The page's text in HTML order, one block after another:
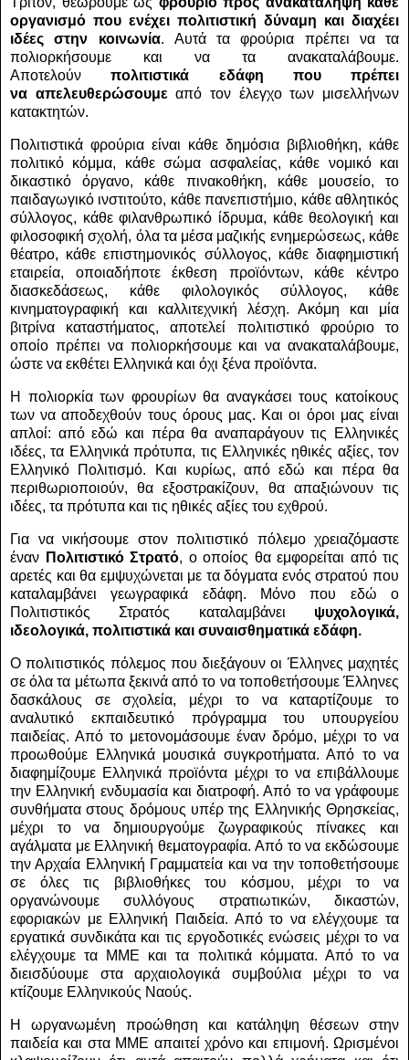
οργανισμό που ενέχει πολιτιστική δύναμη και διαχέει
ιδέες στην κοινωνία. Αυτά τα φρούρια πρέπει να τα
πολιορκήσουμε και να τα ανακαταλάβουμε.
Αποτελούνπολιτιστικά εδάφη που πρέπει
να απελευθερώσουμεαπό τον έλεγχο των μισελλήνων
κατακτητών.
Πολιτιστικά φρούρια είναι κάθε δημόσια βιβλιοθήκη, κάθε
πολιτικό κόμμα, κάθε σώμα ασφαλείας, κάθε νομικό και
δικαστικό όργανο, κάθε πινακοθήκη, κάθε μουσείο, το
παιδαγωγικό ινστιτούτο, κάθε πανεπιστήμιο, κάθε αθλητικός
σύλλογος, κάθε φιλανθρωπικό ίδρυμα, κάθε θεολογική και
φιλοσοφική σχολή, όλα τα μέσα μαζικής ενημερώσεως, κάθε
θέατρο, κάθε επιστημονικός σύλλογος, κάθε διαφημιστική
εταιρεία, οποιαδήποτε έκθεση προϊόντων, κάθε κέντρο
διασκεδάσεως, κάθε φιλολογικός σύλλογος, κάθε
κινηματογραφική και καλλιτεχνική λέσχη. Ακόμη και μία
βιτρίνα καταστήματος, αποτελεί πολιτιστικό φρούριο το
οποίο πρέπει να πολιορκήσουμε και να ανακαταλάβουμε,
ώστε να εκθέτει Ελληνικά και όχι ξένα προϊόντα.
Η πολιορκία των φρουρίων θα αναγκάσει τους κατοίκους
των να αποδεχθούν τους όρους μας. Και οι όροι μας είναι
απλοί: από εδώ και πέρα θα αναπαράγουν τις Ελληνικές
ιδέες, τα Ελληνικά πρότυπα, τις Ελληνικές ηθικές αξίες, τον
Ελληνικό Πολιτισμό. Και κυρίως, από εδώ και πέρα θα
περιθωριοποιούν, θα εξοστρακίζουν, θα απαξιώνουν τις
ιδέες, τα πρότυπα και τις ηθικές αξίες του εχθρού.
Για να νικήσουμε στον πολιτιστικό πόλεμο χρειαζόμαστε
έναν Πολιτιστικό Στρατό, ο οποίος θα εμφορείται από τις
αρετές και θα εμψυχώνεται με τα δόγματα ενός στρατού που
καταλαμβάνει γεωγραφικά εδάφη. Μόνο που εδώ ο
Πολιτιστικός Στρατός καταλαμβάνει ψυχολογικά,
ιδεολογικά, πολιτιστικά και συναισθηματικά εδάφη.
Ο πολιτιστικός πόλεμος που διεξάγουν οι Έλληνες μαχητές
σε όλα τα μέτωπα ξεκινά από το να τοποθετήσουμε Έλληνες
δασκάλους σε σχολεία, μέχρι το να καταρτίζουμε το
αναλυτικό εκπαιδευτικό πρόγραμμα του υπουργείου
παιδείας. Από το μετονομάσουμε έναν δρόμο, μέχρι το να
προωθούμε Ελληνικά μουσικά συγκροτήματα. Από το να
διαφημίζουμε Ελληνικά προϊόντα μέχρι το να επιβάλλουμε
την Ελληνική ενδυμασία και διατροφή. Από το να γράφουμε
συνθήματα στους δρόμους υπέρ της Ελληνικής Θρησκείας,
μέχρι το να δημιουργούμε ζωγραφικούς πίνακες και
αγάλματα με Ελληνική θεματογραφία. Από το να εκδώσουμε
την Αρχαία Ελληνική Γραμματεία και να την τοποθετήσουμε
σε όλες τις βιβλιοθήκες του κόσμου, μέχρι το να
οργανώνουμε συλλόγους στρατιωτικών, δικαστών,
εφοριακών με Ελληνική Παιδεία. Από το να ελέγχουμε τα
εργατικά συνδικάτα και τις εργοδοτικές ενώσεις μέχρι το να
ελέγχουμε τα ΜΜΕ και τα πολιτικά κόμματα. Από το να
διεισδύουμε στα αρχαιολογικά συμβούλια μέχρι το να
κτίζουμε Ελληνικούς Ναούς.
Η ωργανωμένη προώθηση και κατάληψη θέσεων στην
παιδεία και στα ΜΜΕ απαιτεί χρόνο και επιμονή. Ωρισμένοι